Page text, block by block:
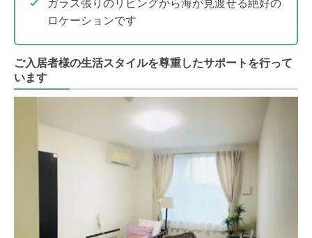
ガラス張りのリビングから海が見渡せる絶好の
ロケーションです
ご入居者様の生活スタイルを尊重したサポートを行って
います